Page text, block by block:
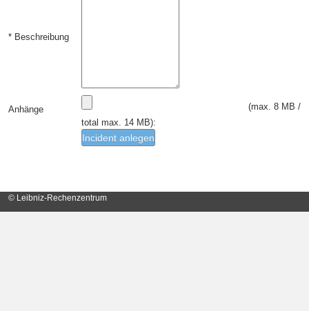
Beschreibung
Anhänge (max. 8 MB /
total max. 14 MB):
Incident anlegen
© Leibniz-Rechenzentrum